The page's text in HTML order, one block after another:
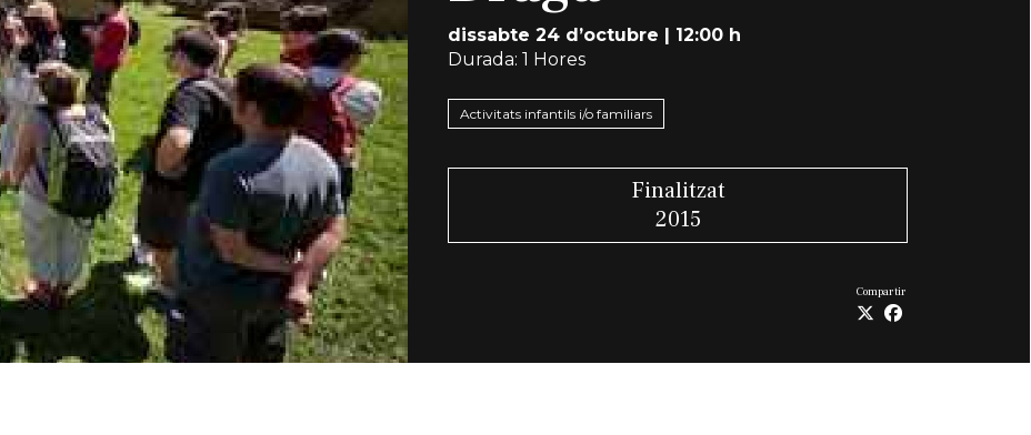
dissabte 24 d’octubre
12:00 h
Durada: 1 Hores
Activitats infantils i/o familiars
Finalitzat
2015
Compartir